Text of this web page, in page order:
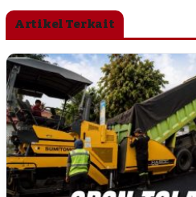
Artikel Terkait